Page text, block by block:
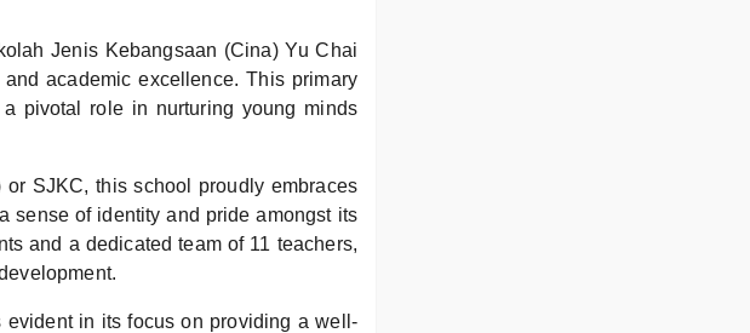
Jenis Kebangsaan (Cina) Yu Chai
academic excellence. This primary
pivotal role in nurturing young minds
SJKC, this school proudly embraces
sense of identity and pride amongst its
and a dedicated team of 11 teachers,
evident in its focus on providing a well-